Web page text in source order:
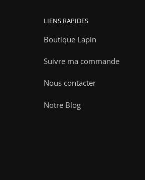
LIENS RAPIDES
Boutique Lapin
Suivre ma commande
Nous contacter
Notre Blog